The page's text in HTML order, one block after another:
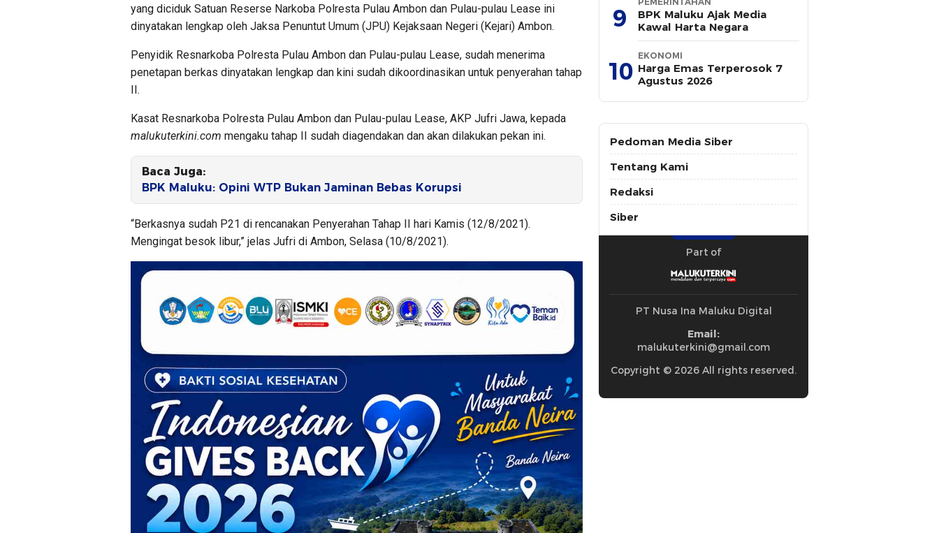
yang diciduk Satuan Reserse Narkoba Polresta Pulau Ambon dan Pulau-pulau Lease ini
dinyatakan lengkap oleh Jaksa Penuntut Umum (JPU) Kejaksaan Negeri (Kejari) Ambon.
Penyidik Resnarkoba Polresta Pulau Ambon dan Pulau-pulau Lease, sudah menerima
penetapan berkas dinyatakan lengkap dan kini sudah dikoordinasikan untuk penyerahan tahap
II.
Kasat Resnarkoba Polresta Pulau Ambon dan Pulau-pulau Lease, AKP Jufri Jawa, kepada
malukuterkini.com mengaku tahap II sudah diagendakan dan akan dilakukan pekan ini.
Baca Juga:
BPK Maluku: Opini WTP Bukan Jaminan Bebas Korupsi
“Berkasnya sudah P21 di rencanakan Penyerahan Tahap II hari Kamis (12/8/2021).
Mengingat besok libur,” jelas Jufri di Ambon, Selasa (10/8/2021).
9
BPK Maluku Ajak Media
Kawal Harta Negara
10
EKONOMI
Harga Emas Terperosok 7
Agustus 2026
Pedoman Media Siber
Tentang Kami
Redaksi
Siber
Part of
PT Nusa Ina Maluku Digital
Email:
malukuterkini@gmail.com
Copyright © 2026 All rights reserved.